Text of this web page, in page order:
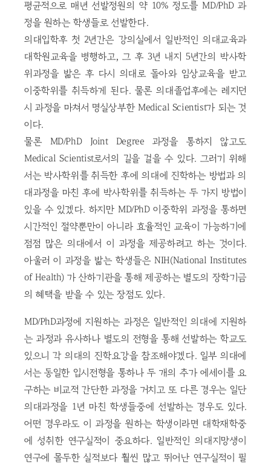
평균적으로 매년 선발정원의 약 10% 정도를 MD/PhD 과
정을 원하는 학생들로 선발한다.
의대입학후 첫 2년간은 강의실에서 일반적인 의대교육과
대학원교육을 병행하고, 그 후 3년 내지 5년간의 박사학
위과정을 밞은 후 다시 의대로 돌아와 임상교육을 받고
이중학위를 취득하게 된다. 물론 의대졸업후에는 레지던
시 과정을 마쳐서 명실상부한 Medical Scientist가 되는 것
이다.
물론 MD/PhD Joint Degree 과정을 통하지 않고도
Medical Scientist로서의 길을 걸을 수 있다. 그러기 위해
서는 박사학위를 취득한 후에 의대에 진학하는 방법과 의
대과정을 마친 후에 박사학위를 취득하는 두 가지 방법이
있을 수 있겠다. 하지만 MD/PhD 이중학위 과정을 통하면
시간적인 절약뿐만이 아니라 효율적인 교육이 가능하기에
점점 많은 의대에서 이 과정을 제공하려고 하는 것이다.
아울러 이 과정을 밞는 학생들은 NIH(National Institutes
of Health) 가 산하기관을 통해 제공하는 별도의 장학기금
의 혜택을 받을 수 있는 장점도 있다.
MD/PhD과정에 지원하는 과정은 일반적인 의대에 지원하
는 과정과 유사하나 별도의 전형을 통해 선발하는 학교도
있으니 각 의대의 진학요강을 참조해야겠다. 일부 의대에
서는 동일한 입시전형을 통하나 두 개의 추가 에세이를 요
구하는 비교적 간단한 과정을 거치고 또 다른 경우는 일단
의대과정을 1년 마친 학생들중에 선발하는 경우도 있다.
어떤 경우라도 이 과정을 원하는 학생이라면 대학재학중
에 성취한 연구실적이 중요하다. 일반적인 의대지망생이
연구에 몰두한 실적보다 훨씬 많고 뛰어난 연구실적이 필